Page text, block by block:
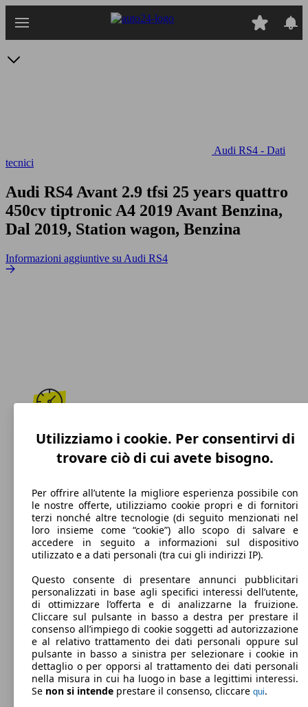
Audi RS4 - Dati
tecnici
Audi RS4 Avant 2.9 tfsi 25 years quattro
450cv tiptronic A4 2019 Avant Benzina,
Dal 2019, Station wagon, Benzina
Informazioni aggiuntive su Audi RS4
280 km/h
Velocità massima
Benzina
Carburante
211 g/km
Emissioni di CO2 (combinato)*
Utilizziamo i cookie. Per consentirvi di
trovare ciò di cui avete bisogno.
Per offrire all’utente la migliore esperienza possibile con
le nostre offerte, utilizziamo cookie propri e di fornitori
terzi nonché altre tecnologie (di seguito menzionati nel
loro insieme come “cookie”) allo scopo di salvare e
accedere in seguito a informazioni sul dispositivo
utilizzato e a dati personali (tra cui gli indirizzi IP).
Questo consente di presentare annunci pubblicitari
personalizzati in base agli specifici interessi dell’utente,
di ottimizzare l’offerta e di analizzarne la fruizione.
Cliccare sul pulsante in basso a destra per prestare il
consenso all’impiego di cookie soggetti ad autorizzazione
e al relativo trattamento dei dati personali oppure sul
pulsante in basso a sinistra per selezionare i cookie in
dettaglio o per opporsi al trattamento dei dati personali
nella misura in cui ha luogo in base a legittimi interessi.
Se non si intende prestare il consenso, cliccare qui.